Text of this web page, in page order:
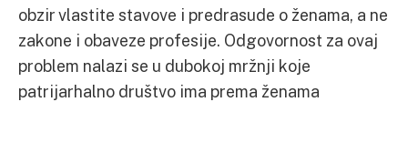
obzir vlastite stavove i predrasude o ženama, a ne
zakone i obaveze profesije. Odgovornost za ovaj
problem nalazi se u dubokoj mržnji koje
patrijarhalno društvo ima prema ženama